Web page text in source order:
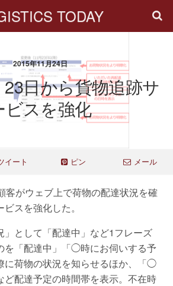
TODAY
2015年11月24日
日から貨物追跡サ
ビスを強化
イート ピン メール
客がウェブ上で荷物の配達状況を確
スを強化した。
」として「配達中」など1フレーズ
を「配達中」「◯時にお伺いする予
に荷物の状況を知らせるほか、「◯
配達予定の時間帯を表示。不在時